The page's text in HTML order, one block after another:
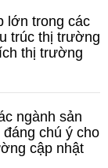
lớn trong các
trúc thị trường
thị trường
ngành sản
chú ý cho
cập nhật